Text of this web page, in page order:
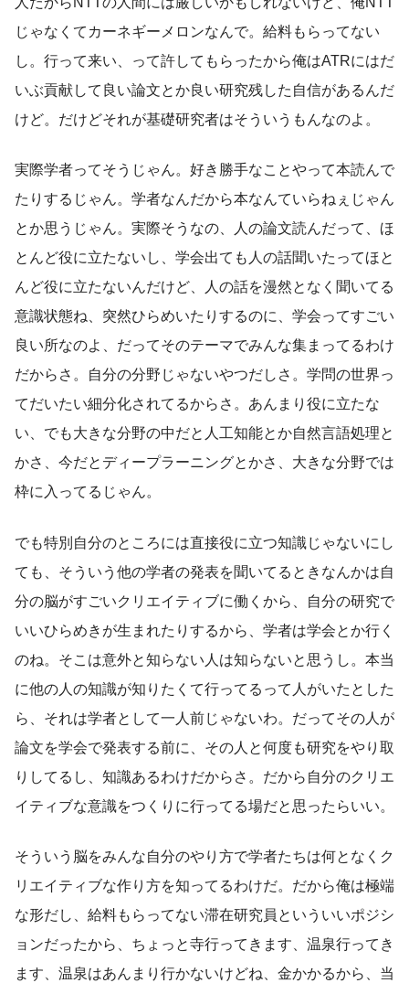
じゃなくてカーネギーメロンなんで。給料もらってない
し。行って来い、って許してもらったから俺はATRにはだ
いぶ貢献して良い論文とか良い研究残した自信があるんだ
けど。だけどそれが基礎研究者はそういうもんなのよ。
実際学者ってそうじゃん。好き勝手なことやって本読んで
たりするじゃん。学者なんだから本なんていらねぇじゃん
とか思うじゃん。実際そうなの、人の論文読んだって、ほ
とんど役に立たないし、学会出ても人の話聞いたってほと
んど役に立たないんだけど、人の話を漫然となく聞いてる
意識状態ね、突然ひらめいたりするのに、学会ってすごい
良い所なのよ、だってそのテーマでみんな集まってるわけ
だからさ。自分の分野じゃないやつだしさ。学問の世界っ
てだいたい細分化されてるからさ。あんまり役に立たな
い、でも大きな分野の中だと人工知能とか自然言語処理と
かさ、今だとディープラーニングとかさ、大きな分野では
枠に入ってるじゃん。
でも特別自分のところには直接役に立つ知識じゃないにし
ても、そういう他の学者の発表を聞いてるときなんかは自
分の脳がすごいクリエイティブに働くから、自分の研究で
いいひらめきが生まれたりするから、学者は学会とか行く
のね。そこは意外と知らない人は知らないと思うし。本当
に他の人の知識が知りたくて行ってるって人がいたとした
ら、それは学者として一人前じゃないわ。だってその人が
論文を学会で発表する前に、その人と何度も研究をやり取
りしてるし、知識あるわけだからさ。だから自分のクリエ
イティブな意識をつくりに行ってる場だと思ったらいい。
そういう脳をみんな自分のやり方で学者たちは何となくク
リエイティブな作り方を知ってるわけだ。だから俺は極端
な形だし、給料もらってない滞在研究員といういいポジシ
ョンだったから、ちょっと寺行ってきます、温泉行ってき
ます、温泉はあんまり行かないけどね、金かかるから、当